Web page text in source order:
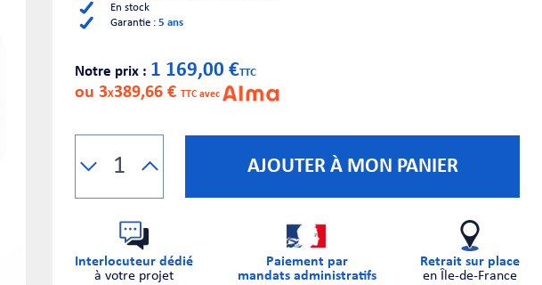
En stock
Garantie : 5 ans
Notre prix : 1 169,00 €TTC
ou 3X389,66 € TTC avec
AJOUTER À MON PANIER
Interlocuteur dédié
à votre projet
Paiement par
mandats administratifs
Retrait sur place
en Île-de-France